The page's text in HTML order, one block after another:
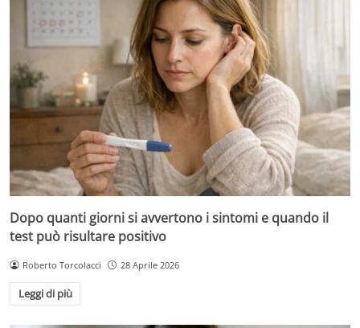
Dopo quanti giorni si avvertono i sintomi e quando il
test può risultare positivo
Roberto Torcolacci 28 Aprile 2026
Leggi di più